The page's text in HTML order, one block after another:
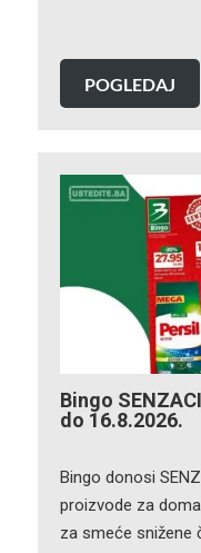
POGLEDAJ
Bingo
do 16.8.2026.
Bingo donosi
proizvode za
za smeće snižene